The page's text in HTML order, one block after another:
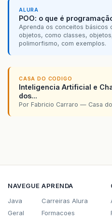
ALURA
POO: o que é
Aprenda os conceitos básicos
objetos, como classes,
polimorfismo, com exemplos.
CASA DO CODIGO
Inteligencia Artificial e
dos...
Por Fabricio Carraro — Casa
NAVEGUE
Java
Geral
APRENDA
Carreiras Alura
Formacoes